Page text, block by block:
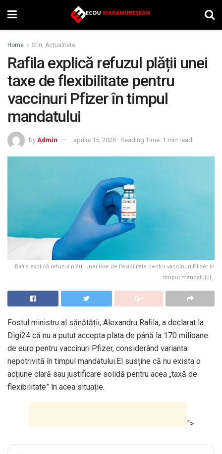
Home Stiri, Actualitate
Rafila explică refuzul plății unei
taxe de flexibilitate pentru
vaccinuri Pfizer în timpul
mandatului
by Admin aprilie 15, 2026 Reading Time: 1 min read
Rafila explică refuzul plății unei taxe de flexibilitate pentru vaccinuri Pfizer în
timpul mandatului…
Fostul ministru al sănătății, Alexandru Rafila, a declarat la
Digi24 că nu a putut accepta plata de până la 170 milioane
de euro pentru vaccinuri Pfizer, considerând varianta
nepotrivită în timpul mandatului.El susține că nu exista o
acțiune clară sau justificare solidă pentru acea „taxă de
flexibilitate” în acea situație.
">